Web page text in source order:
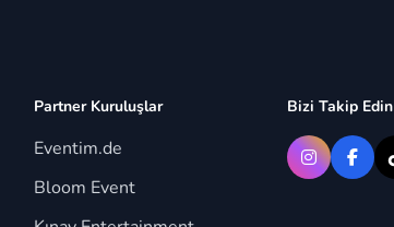
Partner Kuruluşlar
Eventim.de
Bloom Event
Bizi Takip Edin